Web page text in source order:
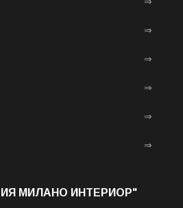
⇒
⇒
⇒
⇒
⇒
МИЛАНО ИНТЕРИОР"